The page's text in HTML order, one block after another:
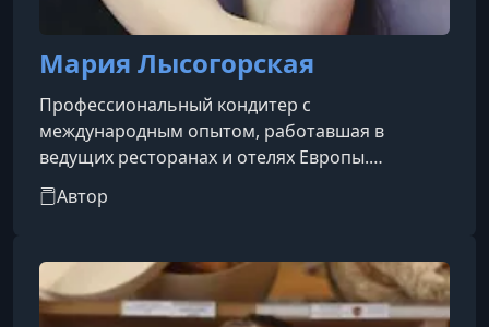
Мария Лысогорская
Профессиональный кондитер с
международным опытом, работавшая в
ведущих ресторанах и отелях Европы.
Начинала карьеру во Франции, в ресторане
пятизвёздочного отеля в Сан-Реми-де-
взрослых и детей в Краснодаре. В течение двух
лет работала кондитером на роскошном
лайнере Explorer, после чего занимала
Автор